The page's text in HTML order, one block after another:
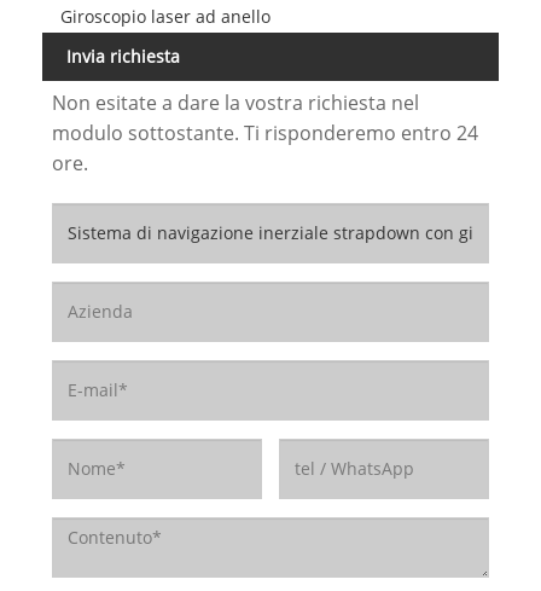
Giroscopio laser ad anello
Invia richiesta
Non esitate a dare la vostra richiesta nel
modulo sottostante. Ti risponderemo entro 24
ore.